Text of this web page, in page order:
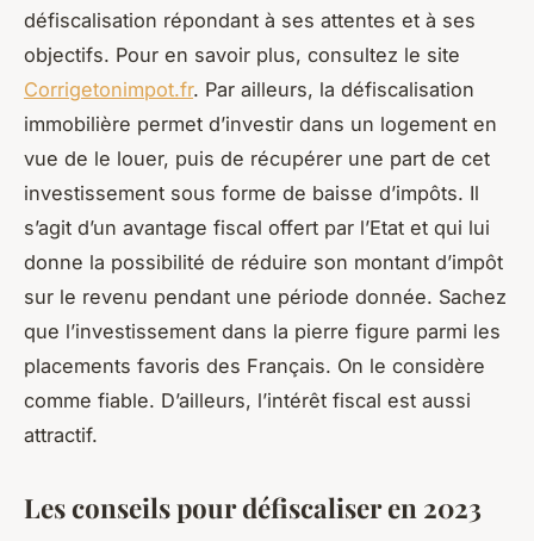
défiscalisation répondant à ses attentes et à ses
objectifs. Pour en savoir plus, consultez le site
Corrigetonimpot.fr. Par ailleurs, la défiscalisation
immobilière permet d’investir dans un logement en
vue de le louer, puis de récupérer une part de cet
investissement sous forme de baisse d’impôts. Il
s’agit d’un avantage fiscal offert par l’Etat et qui lui
donne la possibilité de réduire son montant d’impôt
sur le revenu pendant une période donnée. Sachez
que l’investissement dans la pierre figure parmi les
placements favoris des Français. On le considère
comme fiable. D’ailleurs, l’intérêt fiscal est aussi
attractif.
Les conseils pour défiscaliser en 2023